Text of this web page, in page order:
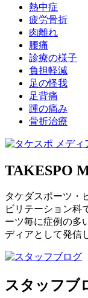
熱中症
疲労骨折
肉離れ
腰痛
診療の様子
負担軽減
足の怪我
足背痛
踵の痛み
骨折治療
TAKESPO
タケダスポーツ・
ビリテーション科
ーツ毎に症例の多
ディアとして発信
スタッフブ